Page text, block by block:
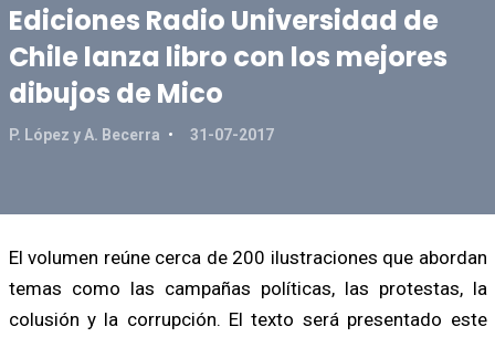
Ediciones Radio Universidad de
Chile lanza libro con los mejores
dibujos de Mico
P. López y A. Becerra 31-07-2017
El volumen reúne cerca de 200 ilustraciones que abordan
temas como las campañas políticas, las protestas, la
colusión y la corrupción. El texto será presentado este